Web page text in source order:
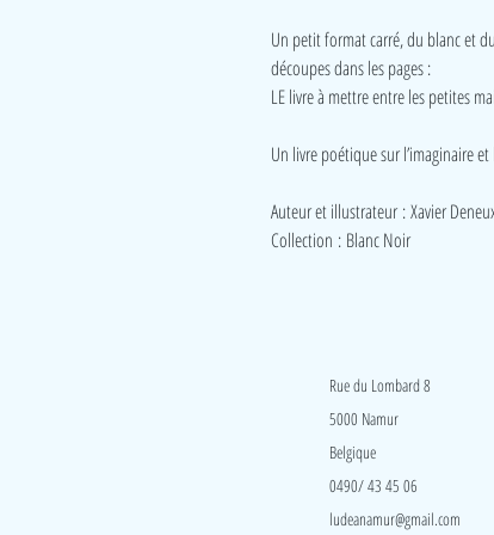
Un petit format carré, du blanc et
découpes dans les pages :
LE livre à mettre entre les petites
Un livre poétique sur l’imaginaire
Auteur et illustrateur : Xavier
Collection : Blanc Noir
Rue du Lombard 8
5000 Namur
Belgique
0490/ 43 45 06
ludeanamur@gmail.com